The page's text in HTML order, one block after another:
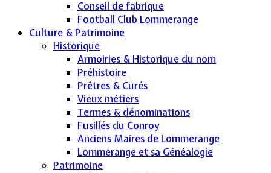
Conseil de fabrique
Football Club Lommerange
Culture & Patrimoine
Historique
Armoiries & Historique du nom
Préhistoire
Prêtres & Curés
Vieux métiers
Termes & dénominations
Fusillés du Conroy
Anciens Maires de Lommerange
Lommerange et sa Généalogie
Patrimoine